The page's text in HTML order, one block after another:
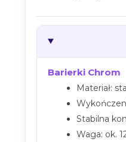
Barierki Chrom
Materiał:
Stabilna
Waga: ok.